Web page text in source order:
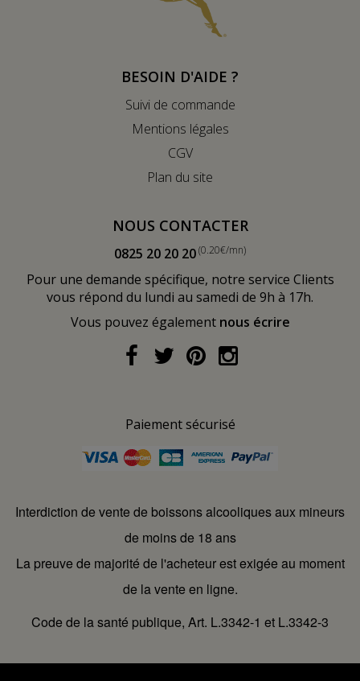
BESOIN D'AIDE ?
Suivi de commande
Mentions légales
CGV
Plan du site
NOUS CONTACTER
0825 20 20 20(0.20€/mn)
Pour une demande spécifique, notre service Clients
vous répond du lundi au samedi de 9h à 17h.
Vous pouvez également nous écrire
Paiement sécurisé
Interdiction de vente de boissons alcooliques aux mineurs
de moins de 18 ans
La preuve de majorité de l'acheteur est exigée au moment
de la vente en ligne.
Code de la santé publique, Art. L.3342-1 et L.3342-3